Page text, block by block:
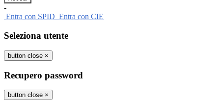
-
Entra con SPID Entra con CIE
Seleziona utente
button close ×
Recupero password
button close ×